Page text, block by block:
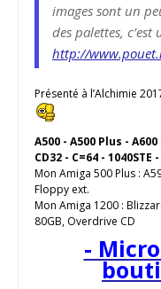
images sont un
des palettes,
http://
Présenté à l’Alchimie
A500 - A500 Plus -
CD32 - C=64 - 1040STE
Mon Amiga 500 Plus :
Floppy ext.
Mon Amiga 1200 :
80GB, Overdrive CD
-